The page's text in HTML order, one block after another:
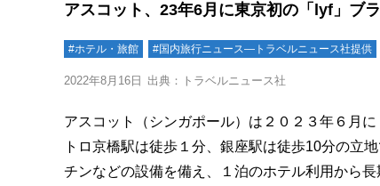
アスコット、23年6月に東京初の「lyf」ブ
#ホテル・旅館 #国内旅行ニュース―トラベルニュース社提供
2022年8月16日 出典：トラベルニュース社
アスコット（シンガポール）は２０２３年６月
トロ京橋駅は徒歩１分、銀座駅は徒歩10分の立
チンなどの設備を備え、１泊のホテル利用から